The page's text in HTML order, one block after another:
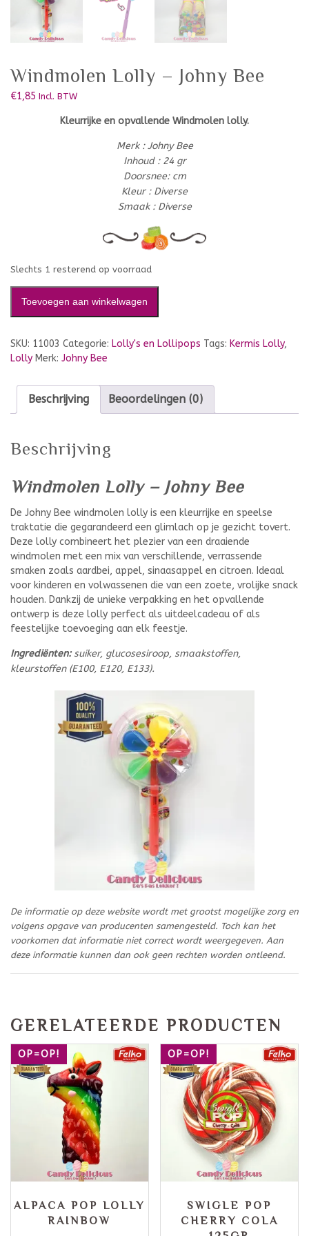
Windmolen Lolly – Johny Bee
€1,85 Incl. BTW
Kleurrijke en opvallende Windmolen lolly.
Merk : Johny Bee
Inhoud : 24 gr
Doorsnee: cm
Kleur : Diverse
Smaak : Diverse
Slechts 1 resterend op voorraad
Toevoegen aan winkelwagen
SKU: 11003 Categorie: Lolly's en Lollipops Tags: Kermis Lolly,
Lolly Merk: Johny Bee
Beschrijving Beoordelingen (0)
Beschrijving
Windmolen Lolly – Johny Bee
De Johny Bee windmolen lolly is een kleurrijke en speelse
traktatie die gegarandeerd een glimlach op je gezicht tovert.
Deze lolly combineert het plezier van een draaiende
windmolen met een mix van verschillende, verrassende
smaken zoals aardbei, appel, sinaasappel en citroen. Ideaal
voor kinderen en volwassenen die van een zoete, vrolijke snack
houden. Dankzij de unieke verpakking en het opvallende
ontwerp is deze lolly perfect als uitdeelcadeau of als
feestelijke toevoeging aan elk feestje.
Ingrediënten:suiker, glucosesiroop, smaakstoffen,
kleurstoffen (E100, E120, E133).
De informatie op deze website wordt met grootst mogelijke zorg en
volgens opgave van producenten samengesteld. Toch kan het
voorkomen dat informatie niet correct wordt weergegeven. Aan
deze informatie kunnen dan ook geen rechten worden ontleend.
GERELATEERDE PRODUCTEN
OP=OP!
ALPACA POP LOLLY
RAINBOW
OP=OP!
SWIGLE POP
CHERRY COLA